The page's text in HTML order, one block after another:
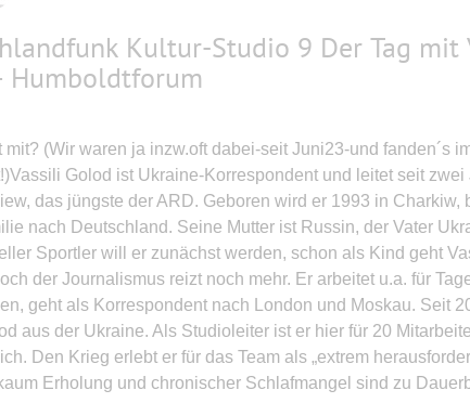
Kultur-Studio 9 Der Tag mit
Humboldtforum
mit? (Wir waren ja inzw.oft dabei-seit Juni23-und fanden´s
Golod ist Ukraine-Korrespondent und leitet seit zwei
das jüngste der ARD. Geboren wird er 1993 in Charkiw,
nach Deutschland. Seine Mutter ist Russin, der Vater
Sportler will er zunächst werden, schon als Kind geht
der Journalismus reizt noch mehr. Er arbeitet u.a. für
geht als Korrespondent nach London und Moskau. Seit
aus der Ukraine. Als Studioleiter ist er hier für 20
Den Krieg erlebt er für das Team als „extrem
Erholung und chronischer Schlafmangel sind zu